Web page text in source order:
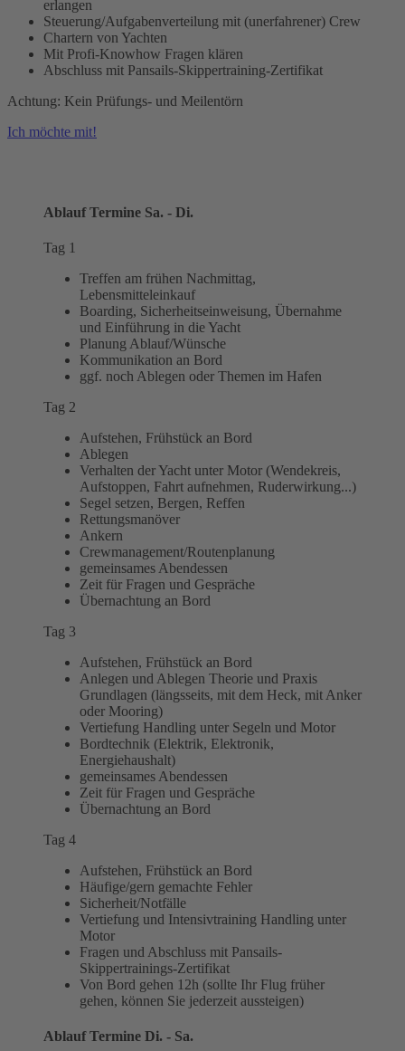
erlangen
Steuerung/Aufgabenverteilung mit (unerfahrener) Crew
Chartern von Yachten
Mit Profi-Knowhow Fragen klären
Abschluss mit Pansails-Skippertraining-Zertifikat
Achtung: Kein Prüfungs- und Meilentörn
Ich möchte mit!
Ablauf Termine Sa. - Di.
Tag 1
Treffen am frühen Nachmittag,
Lebensmitteleinkauf
Boarding, Sicherheitseinweisung, Übernahme
und Einführung in die Yacht
Planung Ablauf/Wünsche
Kommunikation an Bord
ggf. noch Ablegen oder Themen im Hafen
Tag 2
Aufstehen, Frühstück an Bord
Ablegen
Verhalten der Yacht unter Motor (Wendekreis,
Aufstoppen, Fahrt aufnehmen, Ruderwirkung...)
Segel setzen, Bergen, Reffen
Rettungsmanöver
Ankern
Crewmanagement/Routenplanung
gemeinsames Abendessen
Zeit für Fragen und Gespräche
Übernachtung an Bord
Tag 3
Aufstehen, Frühstück an Bord
Anlegen und Ablegen Theorie und Praxis
Grundlagen (längsseits, mit dem Heck, mit Anker
oder Mooring)
Vertiefung Handling unter Segeln und Motor
Bordtechnik (Elektrik, Elektronik,
Energiehaushalt)
gemeinsames Abendessen
Zeit für Fragen und Gespräche
Übernachtung an Bord
Tag 4
Aufstehen, Frühstück an Bord
Häufige/gern gemachte Fehler
Sicherheit/Notfälle
Vertiefung und Intensivtraining Handling unter
Motor
Fragen und Abschluss mit Pansails-
Skippertrainings-Zertifikat
Von Bord gehen 12h (sollte Ihr Flug früher
gehen, können Sie jederzeit aussteigen)
Ablauf Termine Di. - Sa.